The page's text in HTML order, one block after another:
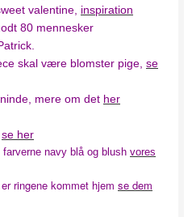
valentine, inspiration
80 mennesker
skal være blomster pige, se
mere om det her
se her
farverne navy blå og blush vores
ringene kommet hjem se dem